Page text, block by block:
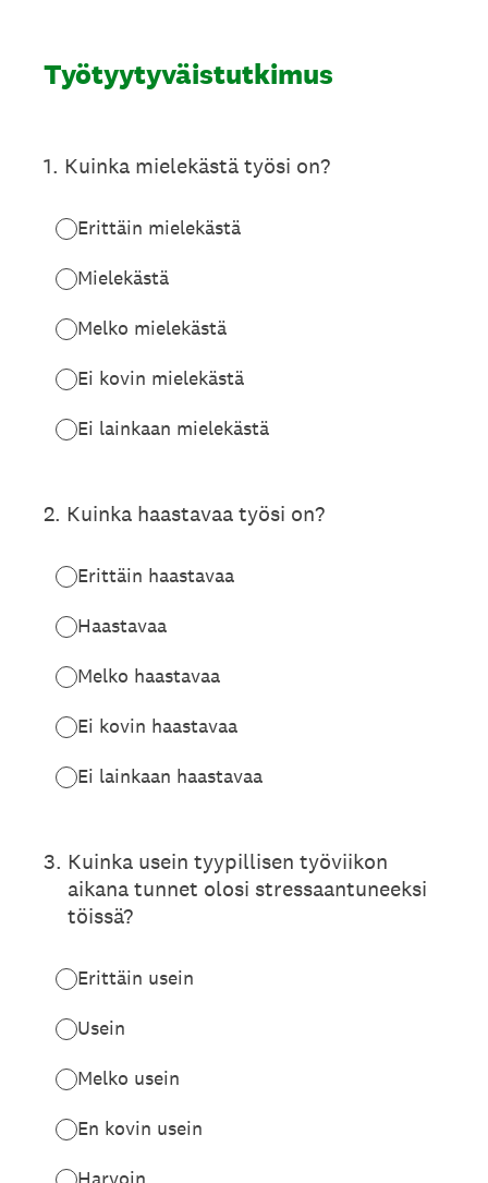
Työtyytyväistutkimus
1. Kuinka mielekästä työsi on?
Erittäin mielekästä
Mielekästä
Melko mielekästä
Ei kovin mielekästä
Ei lainkaan mielekästä
2. Kuinka haastavaa työsi on?
Erittäin haastavaa
Haastavaa
Melko haastavaa
Ei kovin haastavaa
Ei lainkaan haastavaa
3. Kuinka usein tyypillisen työviikon
aikana tunnet olosi stressaantuneeksi
töissä?
Erittäin usein
Usein
Melko usein
En kovin usein